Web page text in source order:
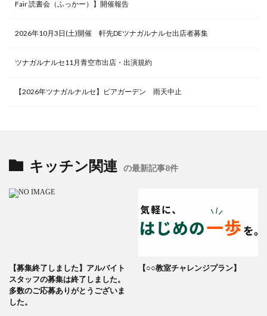
Fair 読書会（ふっかー）】開催報告
2026年10月3日(土)開催 軒先DEツナガルナルセ出店者募集
ツナガルナルセ11月青空市出店・出演規約
【2026年ツナガルナルセ】ビアガーデン 雨天中止
キッチン関連 の最新記事8件
【募集終了しました】アルバイト
スタッフの募集は終了しました。
多数のご応募ありがとうございま
した。
【○○教室チャレンジプラン】